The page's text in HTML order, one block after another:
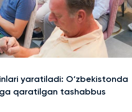
yaratiladi: O‘zbekistonda
qaratilgan tashabbus